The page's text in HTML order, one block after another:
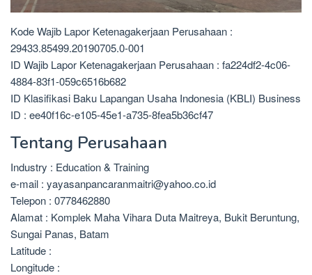
Kode Wajib Lapor Ketenagakerjaan Perusahaan :
29433.85499.20190705.0-001
ID Wajib Lapor Ketenagakerjaan Perusahaan : fa224df2-4c06-
4884-83f1-059c6516b682
ID Klasifikasi Baku Lapangan Usaha Indonesia (KBLI) Business
ID : ee40f16c-e105-45e1-a735-8fea5b36cf47
Tentang Perusahaan
Industry : Education & Training
e-mail : yayasanpancaranmaitri@yahoo.co.id
Telepon : 0778462880
Alamat : Komplek Maha Vihara Duta Maitreya, Bukit Beruntung,
Sungai Panas, Batam
Latitude :
Longitude :